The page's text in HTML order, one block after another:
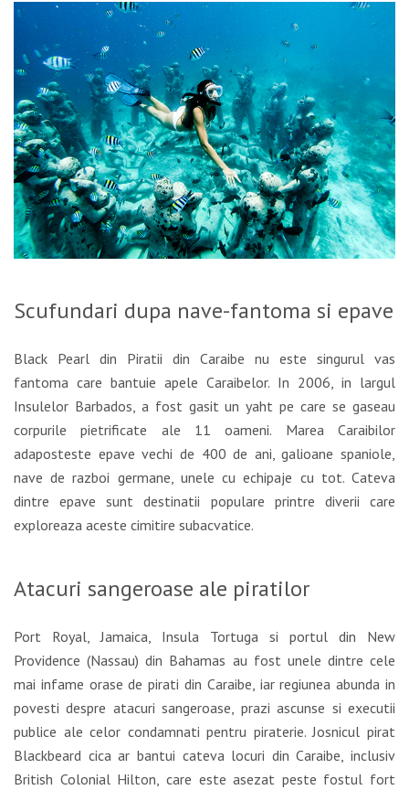
Scufundari dupa nave-fantoma si epave
Black Pearl din Piratii din Caraibe nu este singurul vas
fantoma care bantuie apele Caraibelor. In 2006, in largul
Insulelor Barbados, a fost gasit un yaht pe care se gaseau
corpurile pietrificate ale 11 oameni. Marea Caraibilor
adaposteste epave vechi de 400 de ani, galioane spaniole,
nave de razboi germane, unele cu echipaje cu tot. Cateva
dintre epave sunt destinatii populare printre diverii care
exploreaza aceste cimitire subacvatice.
Atacuri sangeroase ale piratilor
Port Royal, Jamaica, Insula Tortuga si portul din New
Providence (Nassau) din Bahamas au fost unele dintre cele
mai infame orase de pirati din Caraibe, iar regiunea abunda in
povesti despre atacuri sangeroase, prazi ascunse si executii
publice ale celor condamnati pentru piraterie. Josnicul pirat
Blackbeard cica ar bantui cateva locuri din Caraibe, inclusiv
British Colonial Hilton, care este asezat peste fostul fort